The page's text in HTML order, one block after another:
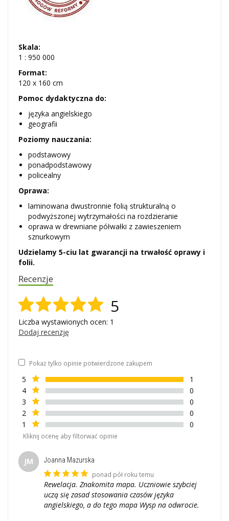
Skala:
1 : 950 000
Format:
120 x 160 cm
Pomoc dydaktyczna do:
języka angielskiego
geografii
Poziomy nauczania:
podstawowy
ponadpodstawowy
policealny
Oprawa:
laminowana dwustronnie folią strukturalną o
podwyższonej wytrzymałości na rozdzieranie
oprawa w drewniane półwałki z zawieszeniem
sznurkowym
Udzielamy 5-ciu lat gwarancji na trwałość oprawy i
folii.
Recenzje
5
Liczba wystawionych ocen: 1
Dodaj recenzję
Pokaż tylko opinie potwierdzone zakupem
5
1
4
0
3
0
2
0
1
0
Kliknij ocenę aby filtorwać opinie
JM
Joanna Mazurska
ponad pół roku temu
Rewelacja. Znakomita mapa. Uczniowie szybciej
uczą się zasad stosowania czasów języka
angielskiego, a do tego mapa Wysp na odwrocie.